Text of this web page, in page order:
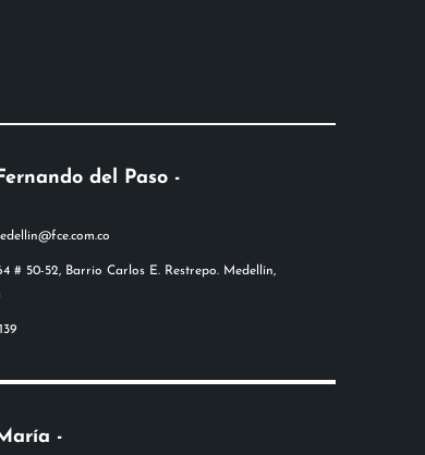
del Paso -
# 50-52, Barrio Carlos E. Restrepo. Medellín,
-